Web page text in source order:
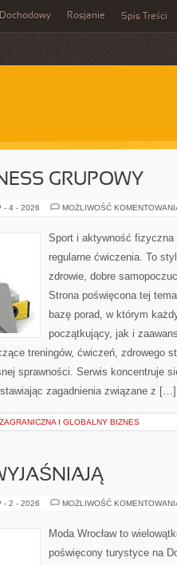
Dochodowy Rosjanie Spis Treści
GRUPOWY
- 4 - 2026 MOŻLIWOŚĆ
Sport i aktywność
regularne ćwiczenia. To
zdrowie, dobre
Strona poświęcona tej
bazę porad, w którym
początkujący, jak i
treningów, ćwiczeń, zdrowego
sprawności. Serwis koncentruje
zagadnienia związane z […]
I GLOBALNY BIZNES
- 2 - 2026 MOŻLIWOŚĆ
Moda Wrocław to
poświęcony turystyce na